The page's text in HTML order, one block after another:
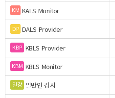
KM KALS Monitor
DP DALS Provider
KBP KBLS Provider
KBM KBLS Monitor
일강 일반인 강사